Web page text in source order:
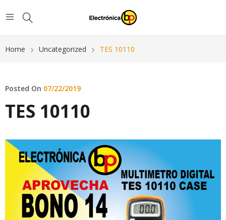
Home Uncategorized TES 10110
Posted On 07/22/2019
TES 10110